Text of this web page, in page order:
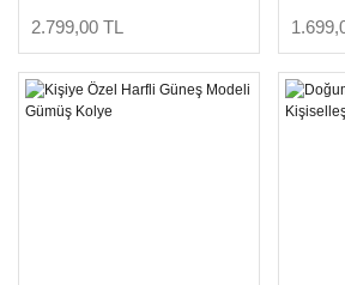
2.799,00 TL